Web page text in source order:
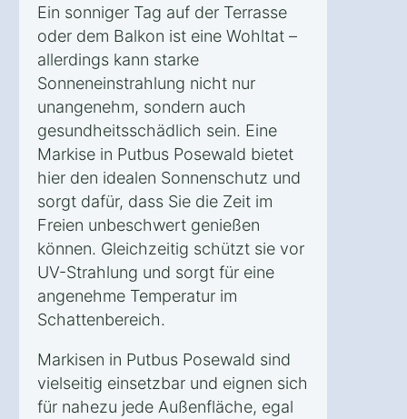
Ein sonniger Tag auf der Terrasse
oder dem Balkon ist eine Wohltat –
allerdings kann starke
Sonneneinstrahlung nicht nur
unangenehm, sondern auch
gesundheitsschädlich sein. Eine
Markise in Putbus Posewald bietet
hier den idealen Sonnenschutz und
sorgt dafür, dass Sie die Zeit im
Freien unbeschwert genießen
können. Gleichzeitig schützt sie vor
UV-Strahlung und sorgt für eine
angenehme Temperatur im
Schattenbereich.
Markisen in Putbus Posewald sind
vielseitig einsetzbar und eignen sich
für nahezu jede Außenfläche, egal